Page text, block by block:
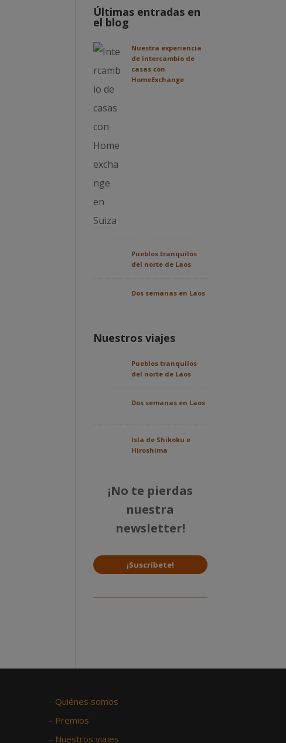
Últimas entradas en
el blog
Nuestra experiencia
de intercambio de
casas con
HomeExchange
Pueblos tranquilos
del norte de Laos
Dos semanas en Laos
Nuestros viajes
Pueblos tranquilos
del norte de Laos
Dos semanas en Laos
Isla de Shikoku e
Hiroshima
¡No te pierdas
nuestra
newsletter!
¡Suscríbete!
– Quiénes somos
– Premios
– Nuestros viajes